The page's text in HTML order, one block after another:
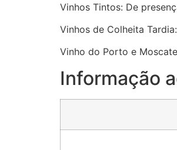
Vinhos Tintos: De
Vinhos de Colheita
Vinho do Porto e
Informação